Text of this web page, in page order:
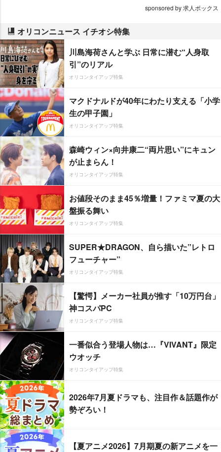
sponsored by 求人ボックス
オリコンニュース イチオシ特集
川島海荷さんと学ぶ 日常に潜む“人身取
引”のリアル
オリコンタイアップ特集
マクドナルドが40年にわたり支える「小学
生の甲子園」
オリコンタイアップ特集
森崎ウィン×向井康二“両片思い”にキュン
が止まらん！
オリコンタイアップ特集
お値段そのまま45％増量！ファミマ夏の大
盤振る舞い
オリコンタイアップ特集
SUPER★DRAGON、自ら描いた”レトロ
フューチャー”
オリコンタイアップ特集
【驚愕】メーカー社員が推す「10万円台」
神コスパPC
オリコンタイアップ特集
一番似合う登場人物は…『VIVANT』限定
ウオッチ
オリコンタイアップ特集
2026年7月夏ドラマも、注目作＆話題作が
勢ぞろい！
【夏アニメ2026】7月期夏の新アニメを一